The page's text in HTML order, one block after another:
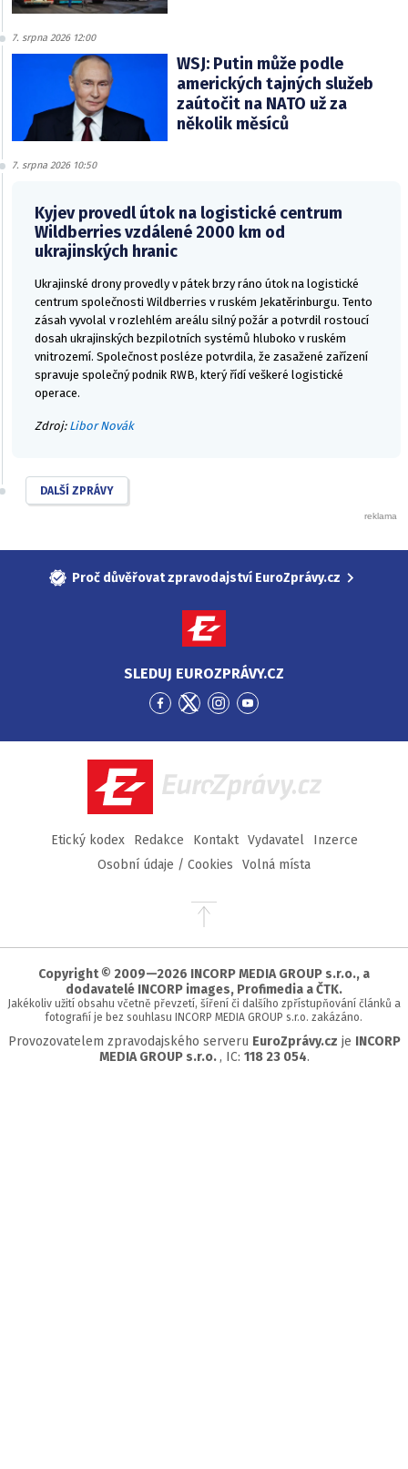
7. srpna 2026 12:00
WSJ: Putin může podle
amerických tajných služeb
zaútočit na NATO už za
několik měsíců
7. srpna 2026 10:50
Kyjev provedl útok na logistické centrum
Wildberries vzdálené 2000 km od
ukrajinských hranic
Ukrajinské drony provedly v pátek brzy ráno útok na logistické
centrum společnosti Wildberries v ruském Jekatěrinburgu. Tento
zásah vyvolal v rozlehlém areálu silný požár a potvrdil rostoucí
dosah ukrajinských bezpilotních systémů hluboko v ruském
vnitrozemí. Společnost posléze potvrdila, že zasažené zařízení
spravuje společný podnik RWB, který řídí veškeré logistické
operace.
Zdroj: Libor Novák
DALŠÍ ZPRÁVY
Proč důvěřovat zpravodajství EuroZprávy.cz
SLEDUJ EUROZPRÁVY.CZ
Přejít
Facebook
Přejít
Twitter
Přejít
Instagram
Přejít
YouTube
EuroZprávy.cz
Etický kodex Redakce Kontakt Vydavatel
Inzerce
Osobní údaje / Cookies
Volná místa
Přejít
stránky
Copyright © 2009—2026 INCORP MEDIA GROUP s.r.o., a
dodavatelé INCORP images, Profimedia a ČTK.
Jakékoliv užití obsahu včetně převzetí, šíření či dalšího zpřístupňování článků a
fotografií je bez souhlasu INCORP MEDIA GROUP s.r.o. zakázáno.
Provozovatelem zpravodajského serveru EuroZprávy.cz je INCORP
MEDIA GROUP s.r.o., IC: 118 23 054.